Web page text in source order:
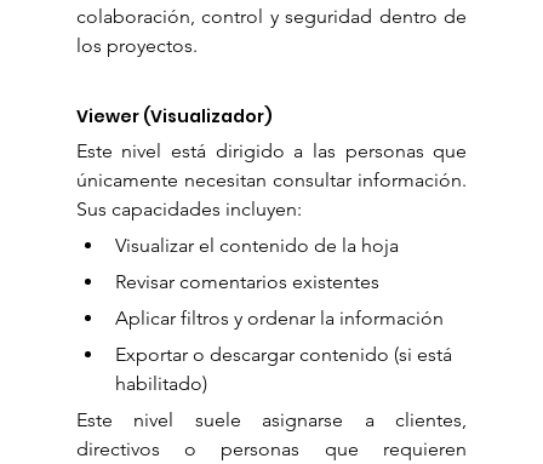
colaboración, control y seguridad dentro de
los proyectos.
Viewer (Visualizador)
Este nivel está dirigido a las personas que
únicamente necesitan consultar información.
Sus capacidades incluyen:
Visualizar el contenido de la hoja
Revisar comentarios existentes
Aplicar filtros y ordenar la información
Exportar o descargar contenido (si está
habilitado)
Este nivel suele asignarse a clientes,
directivos o personas que requieren